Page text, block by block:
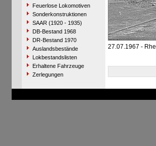
Feuerlose Lokomotiven
Sonderkonstruktionen
SAAR (1920 - 1935)
DB-Bestand 1968
DR-Bestand 1970
Auslandsbestände
Lokbestandslisten
Erhaltene Fahrzeuge
Zerlegungen
27.07.1967 -